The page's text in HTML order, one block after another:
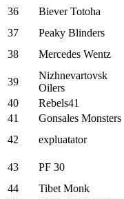
36
Biever Totoha
37
Peaky Blinders
38
Mercedes Wentz
39
Nizhnevartovsk
Oilers
40
Rebels41
41
Gonsales Monsters
42
expluatator
43
PF 30
44
Tibet Monk